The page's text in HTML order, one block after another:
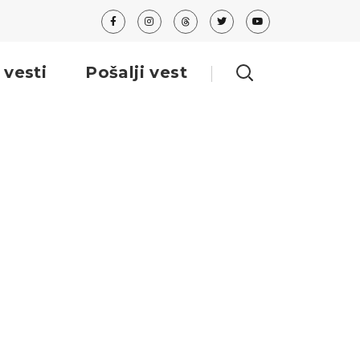
vesti Pošalji vest